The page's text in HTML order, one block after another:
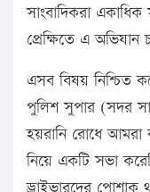
সাংবাদিকরা
প্রেক্ষিতে এ অভিযান
এসব বিষয় নিশ্চিত
পুলিশ সুপার (সদর
হয়রানি রোধে আমরা
নিয়ে একটি সভা